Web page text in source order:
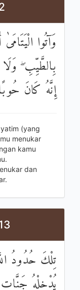
وَآتُوا
بِالطَّيِّبِ ۖ وَلَا
إِنَّهُ كَانَ
(yang
menukar
kamu
dan
تِلْكَ حُدُودُ
يُدْخِلْهُ جَنَّاتٍ